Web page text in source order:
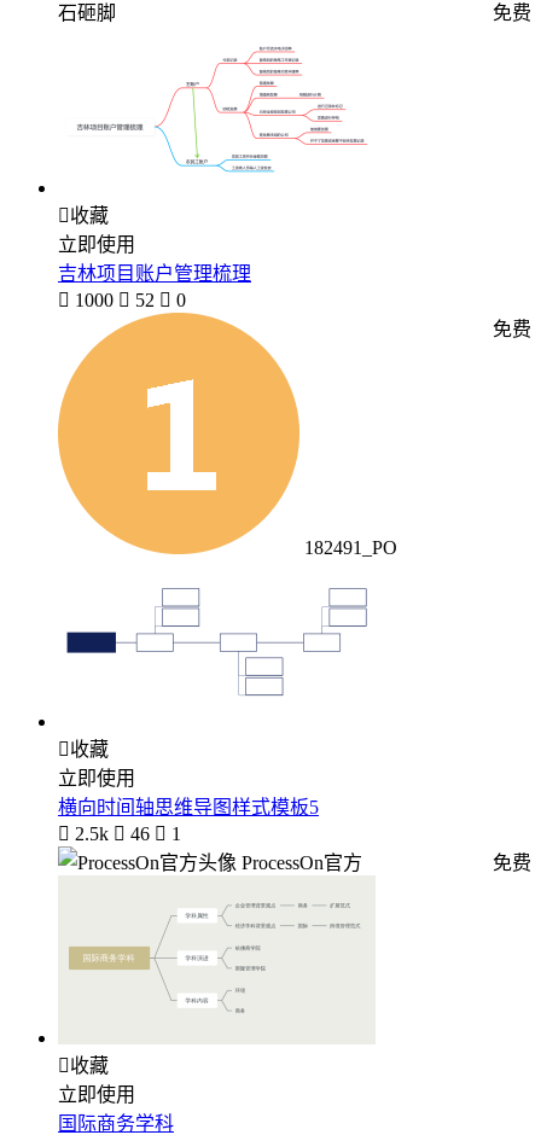
石砸脚 免费
收藏
立即使用
吉林项目账户管理梳理
 1000  52  0
182491_PO
免费
收藏
立即使用
横向时间轴思维导图样式模板5
 2.5k  46  1
ProcessOn官方
免费
收藏
立即使用
国际商务学科